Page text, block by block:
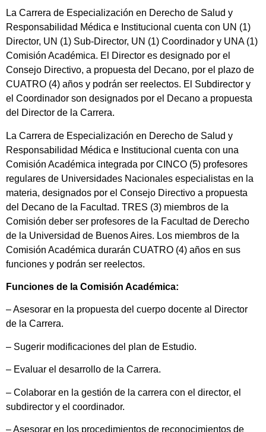
La Carrera de Especialización en Derecho de Salud y
Responsabilidad Médica e Institucional cuenta con UN (1)
Director, UN (1) Sub-Director, UN (1) Coordinador y UNA (1)
Comisión Académica. El Director es designado por el
Consejo Directivo, a propuesta del Decano, por el plazo de
CUATRO (4) años y podrán ser reelectos. El Subdirector y
el Coordinador son designados por el Decano a propuesta
del Director de la Carrera.
La Carrera de Especialización en Derecho de Salud y
Responsabilidad Médica e Institucional cuenta con una
Comisión Académica integrada por CINCO (5) profesores
regulares de Universidades Nacionales especialistas en la
materia, designados por el Consejo Directivo a propuesta
del Decano de la Facultad. TRES (3) miembros de la
Comisión deber ser profesores de la Facultad de Derecho
de la Universidad de Buenos Aires. Los miembros de la
Comisión Académica durarán CUATRO (4) años en sus
funciones y podrán ser reelectos.
Funciones de la Comisión Académica:
– Asesorar en la propuesta del cuerpo docente al Director
de la Carrera.
– Sugerir modificaciones del plan de Estudio.
– Evaluar el desarrollo de la Carrera.
– Colaborar en la gestión de la carrera con el director, el
subdirector y el coordinador.
– Asesorar en los procedimientos de reconocimientos de